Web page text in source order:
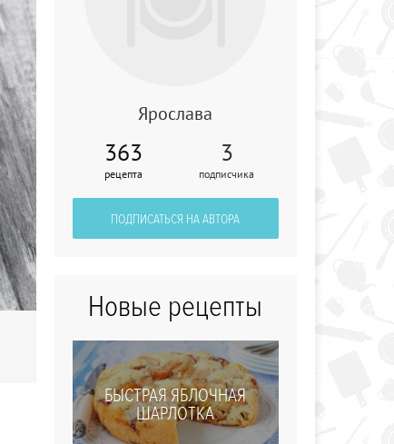
Овощи по-
маррокански
Ярослава
363
рецепта
3
подписчика
ПОДПИСАТЬСЯ НА АВТОРА
Новые рецепты
БЫСТРАЯ ЯБЛОЧНАЯ
ШАРЛОТКА